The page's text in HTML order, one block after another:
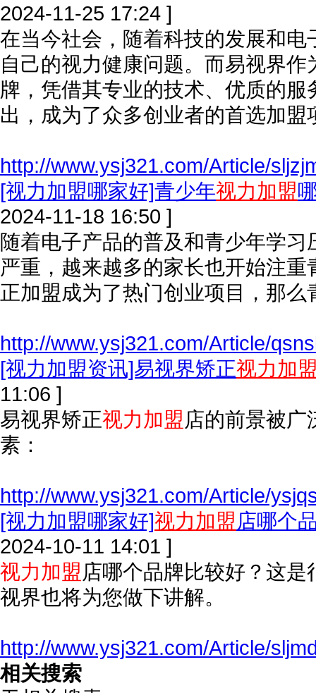
2024-11-25 17:24 ]
在当今社会，随着科技的发展和
自己的视力健康问题。而易视界
牌，凭借其专业的技术、优质的
出，成为了众多创业者的首选加盟
http://www.ysj321.com/Article/
[视力加盟哪家好]青少年视力加盟
2024-11-18 16:50 ]
随着电子产品的普及和青少年学
严重，越来越多的家长也开始注
正加盟成为了热门创业项目，那么
http://www.ysj321.com/Article/
[视力加盟资讯]易视界矫正视力加
11:06 ]
易视界矫正视力加盟 店的前景被广
素：
http://www.ysj321.com/Article/
[视力加盟哪家好]视力加盟 店哪个
2024-10-11 14:01 ]
视力加盟 店哪个品牌比较好？这
视界也将为您做下讲解。
http://www.ysj321.com/Article/
相关搜索